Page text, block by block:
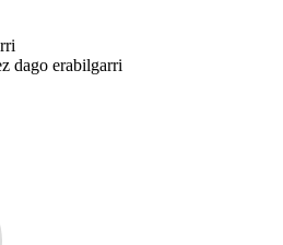
dago erabilgarri